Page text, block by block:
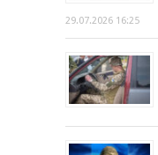
29.07.2026 16:25